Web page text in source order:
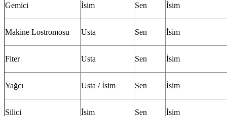
Gemici İsim Sen İsim
Makine Lostromosu Usta Sen İsim
Fiter Usta Sen İsim
Yağcı Usta / İsim Sen İsim
Silici İsim Sen İsim